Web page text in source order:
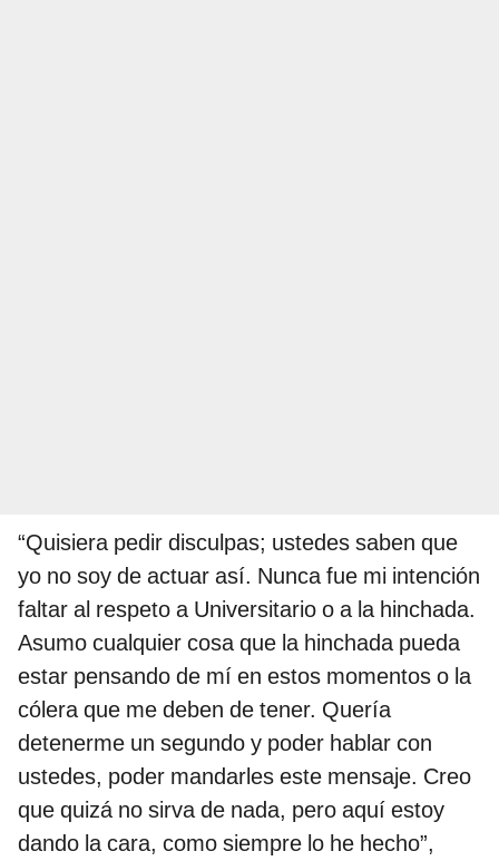
“Quisiera pedir disculpas; ustedes saben que
yo no soy de actuar así. Nunca fue mi intención
faltar al respeto a Universitario o a la hinchada.
Asumo cualquier cosa que la hinchada pueda
estar pensando de mí en estos momentos o la
cólera que me deben de tener. Quería
detenerme un segundo y poder hablar con
ustedes, poder mandarles este mensaje. Creo
que quizá no sirva de nada, pero aquí estoy
dando la cara, como siempre lo he hecho”,